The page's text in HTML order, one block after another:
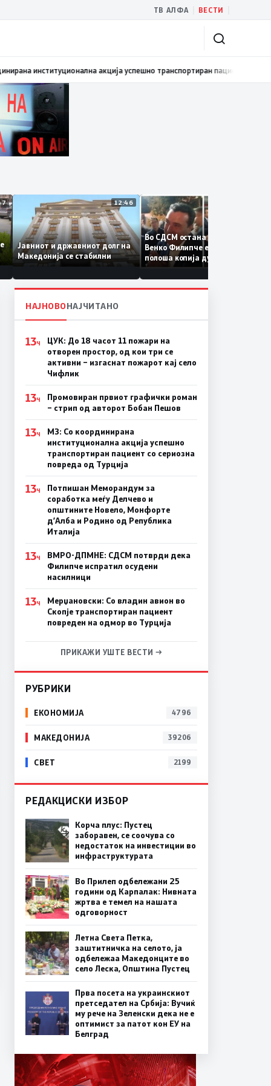
ТВ АЛФА ВЕСТИ
првиот графички роман – стрип од авторот Бобан Пешов
се
12:46
Јавниот и државниот долг на
Македонија се стабилни
Во СДСМ остана само
Венко Филипче е само бледа и
полоша копија дури и од
Заев
НАЈНОВОНАЈЧИТАНО
13Ч
ЦУК: До 18 часот 11 пожари на
отворен простор, од кои три се
активни – изгаснат пожарот кај село
Чифлик
13Ч
Промовиран првиот графички роман
– стрип од авторот Бобан Пешов
13Ч
МЗ: Со координирана
институционална акција успешно
транспортиран пациент со сериозна
повреда од Турција
13Ч
Потпишан Меморандум за
соработка меѓу Делчево и
општините Новело, Монфорте
д’Алба и Родино од Република
Италија
13Ч
ВМРО-ДПМНЕ: СДСM потврди дека
Филипче испратил осудени
насилници
13Ч
Мерџановски: Со владин авион во
Скопје транспортиран пациент
повреден на одмор во Турција
ПРИКАЖИ УШТЕ ВЕСТИ →
РУБРИКИ
ЕКОНОМИЈА 4796
МАКЕДОНИЈА 39206
СВЕТ 2199
РЕДАКЦИСКИ ИЗБОР
Корча плус: Пустец
заборавен, се соочува со
недостаток на инвестиции во
инфраструктурата
Во Прилеп одбележани 25
години од Карпалак: Нивната
жртва е темел на нашата
одговорност
Летна Света Петка,
заштитничка на селото, ја
одбележаа Македонците во
село Леска, Општина Пустец
Прва посета на украинскиот
претседател на Србија: Вучиќ
му рече на Зеленски дека не е
оптимист за патот кон ЕУ на
Белград